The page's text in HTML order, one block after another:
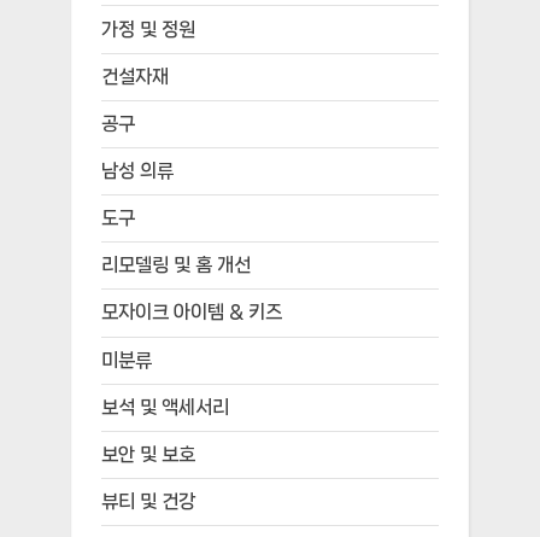
가정 및 정원
건설자재
공구
남성 의류
도구
리모델링 및 홈 개선
모자이크 아이템 & 키즈
미분류
보석 및 액세서리
보안 및 보호
뷰티 및 건강